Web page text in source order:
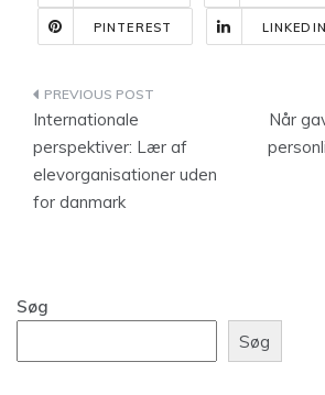
PINTEREST LINKEDIN
Indlægsnavigation
Internationale
perspektiver: Lær af
elevorganisationer uden
for danmark
Når
Søg
Søg